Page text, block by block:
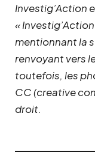
Investig’Action
«
mentionnant la
renvoyant vers
toutefois, les
CC (creative
droit.